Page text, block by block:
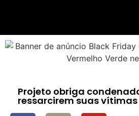
Projeto obriga
ressarcirem suas vítimas